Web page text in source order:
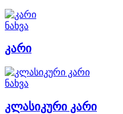
ნახვა
კარი
ნახვა
კლასიკური კარი